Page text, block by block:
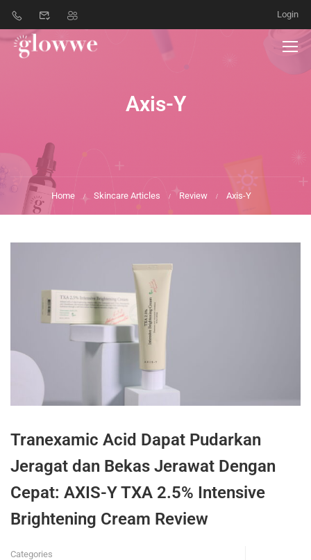
Login
Axis-Y
Home Skincare Articles Review Axis-Y
Tranexamic Acid Dapat Pudarkan
Jeragat dan Bekas Jerawat Dengan
Cepat: AXIS-Y TXA 2.5% Intensive
Brightening Cream Review
Categories